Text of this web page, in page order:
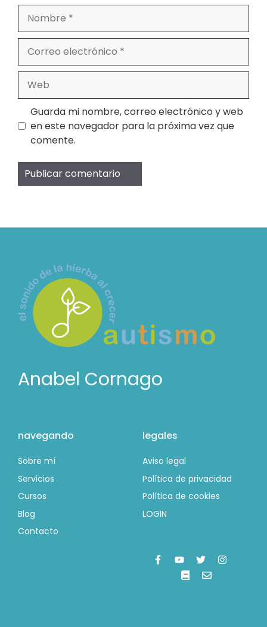
Nombre
electrónico
Guarda mi nombre, correo electrónico y web
en este navegador para la próxima vez que
comente.
Anabel Cornago
navegando
Sobre mí
Servicios
Cursos
Blog
Contacto
legales
Aviso legal
Política de privacidad
Política de cookies
LOGIN